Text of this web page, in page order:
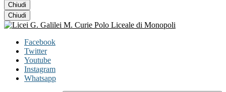
Chiudi
Chiudi
Facebook
Twitter
Youtube
Instagram
Whatsapp